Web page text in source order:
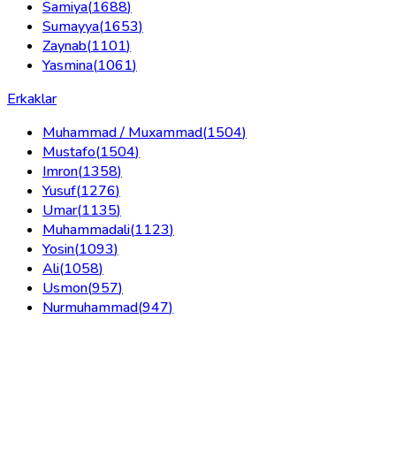
Samiya(1688)
Sumayya(1653)
Zaynab(1101)
Yasmina(1061)
Erkaklar
Muhammad / Muxammad(1504)
Mustafo(1504)
Imron(1358)
Yusuf(1276)
Umar(1135)
Muhammadali(1123)
Yosin(1093)
Ali(1058)
Usmon(957)
Nurmuhammad(947)